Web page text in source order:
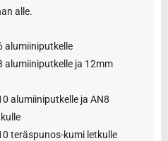
alle.
alumiiniputkelle
alumiiniputkelle ja 12mm
alumiiniputkelle ja AN8
teräspunos-kumi letkulle